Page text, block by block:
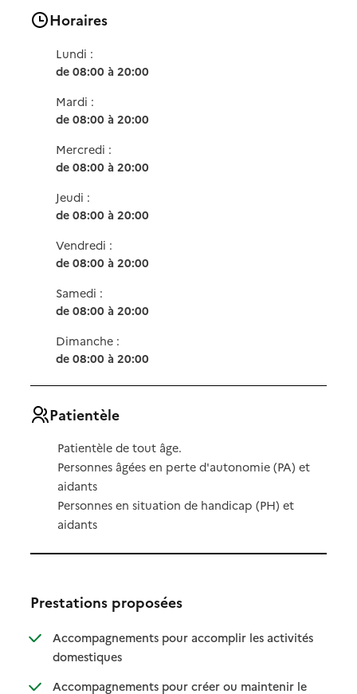
Horaires
Lundi :
de 08:00 à 20:00
Mardi :
de 08:00 à 20:00
Mercredi :
de 08:00 à 20:00
Jeudi :
de 08:00 à 20:00
Vendredi :
de 08:00 à 20:00
Samedi :
de 08:00 à 20:00
Dimanche :
de 08:00 à 20:00
Patientèle
Patientèle de tout âge.
Personnes âgées en perte d'autonomie (PA) et
aidants
Personnes en situation de handicap (PH) et
aidants
Prestations proposées
Accompagnements pour accomplir les activités
domestiques: disponible
: non disponible
Accompagnements pour créer ou maintenir le